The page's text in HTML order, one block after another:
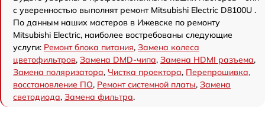
с уверенностью выполнят ремонт Mitsubishi Electric D8100U .
По данным наших мастеров в Ижевске по ремонту
Mitsubishi Electric, наиболее востребованы следующие
услуги: Ремонт блока питания, Замена колеса
цветофильтров, Замена DMD-чипа, Замена HDMI разъема,
Замена поляризатора, Чистка проектора, Перепрошивка,
восстановление ПО, Ремонт системной платы, Замена
светодиода, Замена фильтра.